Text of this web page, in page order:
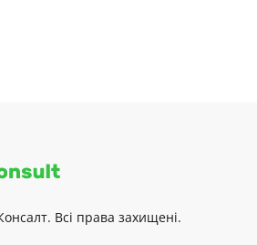
Всі права захищені.